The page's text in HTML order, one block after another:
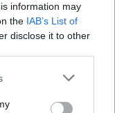
information may
the IAB’s List of
disclose it to other
ZRt.
Csalogány u.
http://bav-art.hu
240 esztendeje